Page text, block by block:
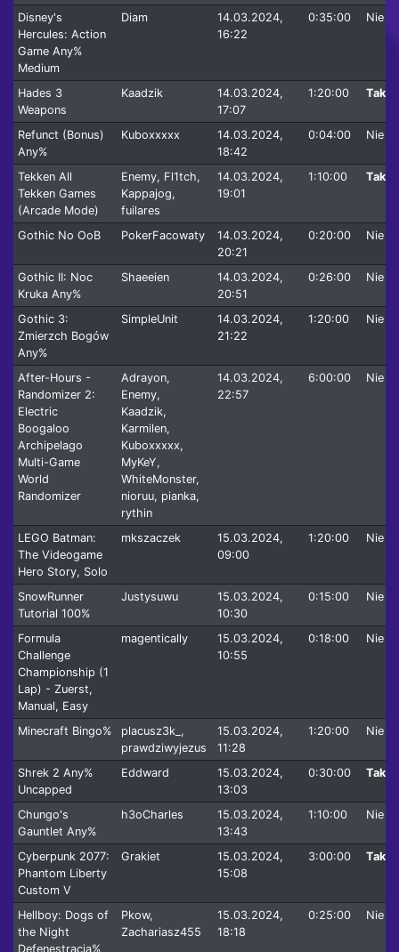
Disney's
Hercules: Action
Game Any%
Medium
Diam
14.03.2024,
16:22
0:35:00 Nie
Hades 3
Weapons
Kaadzik
14.03.2024,
17:07
1:20:00 Tak
Refunct (Bonus)
Any%
Kuboxxxxx
14.03.2024,
18:42
0:04:00 Nie
Tekken All
Tekken Games
(Arcade Mode)
Enemy, Fl1tch,
Kappajog,
fuilares
14.03.2024,
19:01
1:10:00 Tak
Gothic No OoB PokerFacowaty
14.03.2024,
20:21
0:20:00 Nie
Gothic II: Noc
Kruka Any%
Shaeeien
14.03.2024,
20:51
0:26:00 Nie
Gothic 3:
Zmierzch Bogów
Any%
SimpleUnit
14.03.2024,
21:22
1:20:00 Nie
After-Hours -
Randomizer 2:
Electric
Boogaloo
Archipelago
Multi-Game
World
Randomizer
Adrayon,
Enemy,
Kaadzik,
Karmilen,
Kuboxxxxx,
MyKeY,
WhiteMonster,
nioruu, pianka,
rythin
14.03.2024,
22:57
6:00:00 Nie
LEGO Batman:
The Videogame
Hero Story, Solo
mkszaczek
15.03.2024,
09:00
1:20:00 Nie
SnowRunner
Tutorial 100%
Justysuwu
15.03.2024,
10:30
0:15:00 Nie
Formula
Challenge
Championship (1
Lap) - Zuerst,
Manual, Easy
magentically
15.03.2024,
10:55
0:18:00 Nie
Minecraft Bingo%
placusz3k_,
prawdziwyjezus
15.03.2024,
11:28
1:20:00 Nie
Shrek 2 Any%
Uncapped
Eddward
15.03.2024,
13:03
0:30:00 Tak
Chungo's
Gauntlet Any%
h3oCharles
15.03.2024,
13:43
1:10:00 Nie
Cyberpunk 2077:
Phantom Liberty
Custom V
Grakiet
15.03.2024,
15:08
3:00:00 Tak
Hellboy: Dogs of
the Night
Defenestracja%
Pkow,
Zachariasz455
15.03.2024,
18:18
0:25:00 Nie